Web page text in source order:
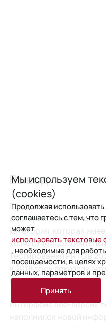
Вывод
Постоянное развитие
фактором, и
категория, которая
хозяйственной
Тестирования PRTG в
в 2018 году показали,
ощутимо.
Интерфейс веб-версии
Мы используем
(cookies)
Продолжая
соглашаетесь с тем, что
может
использовать
, необходимые для
посещаемости, в целях
данных, параметров и
Принять